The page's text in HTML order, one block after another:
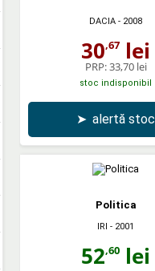
DACIA - 2008
30,67 lei
PRP:33,70 lei
stoc indisponibil
➤ alertă stoc
Politica
IRI - 2001
52,60 lei